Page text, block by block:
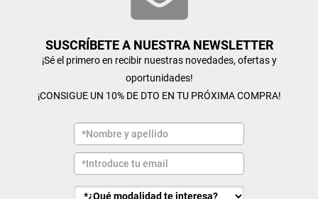
SUSCRÍBETE A NUESTRA NEWSLETTER
¡Sé el primero en recibir nuestras novedades, ofertas y
oportunidades!
¡CONSIGUE UN 10% DE DTO EN TU PRÓXIMA COMPRA!